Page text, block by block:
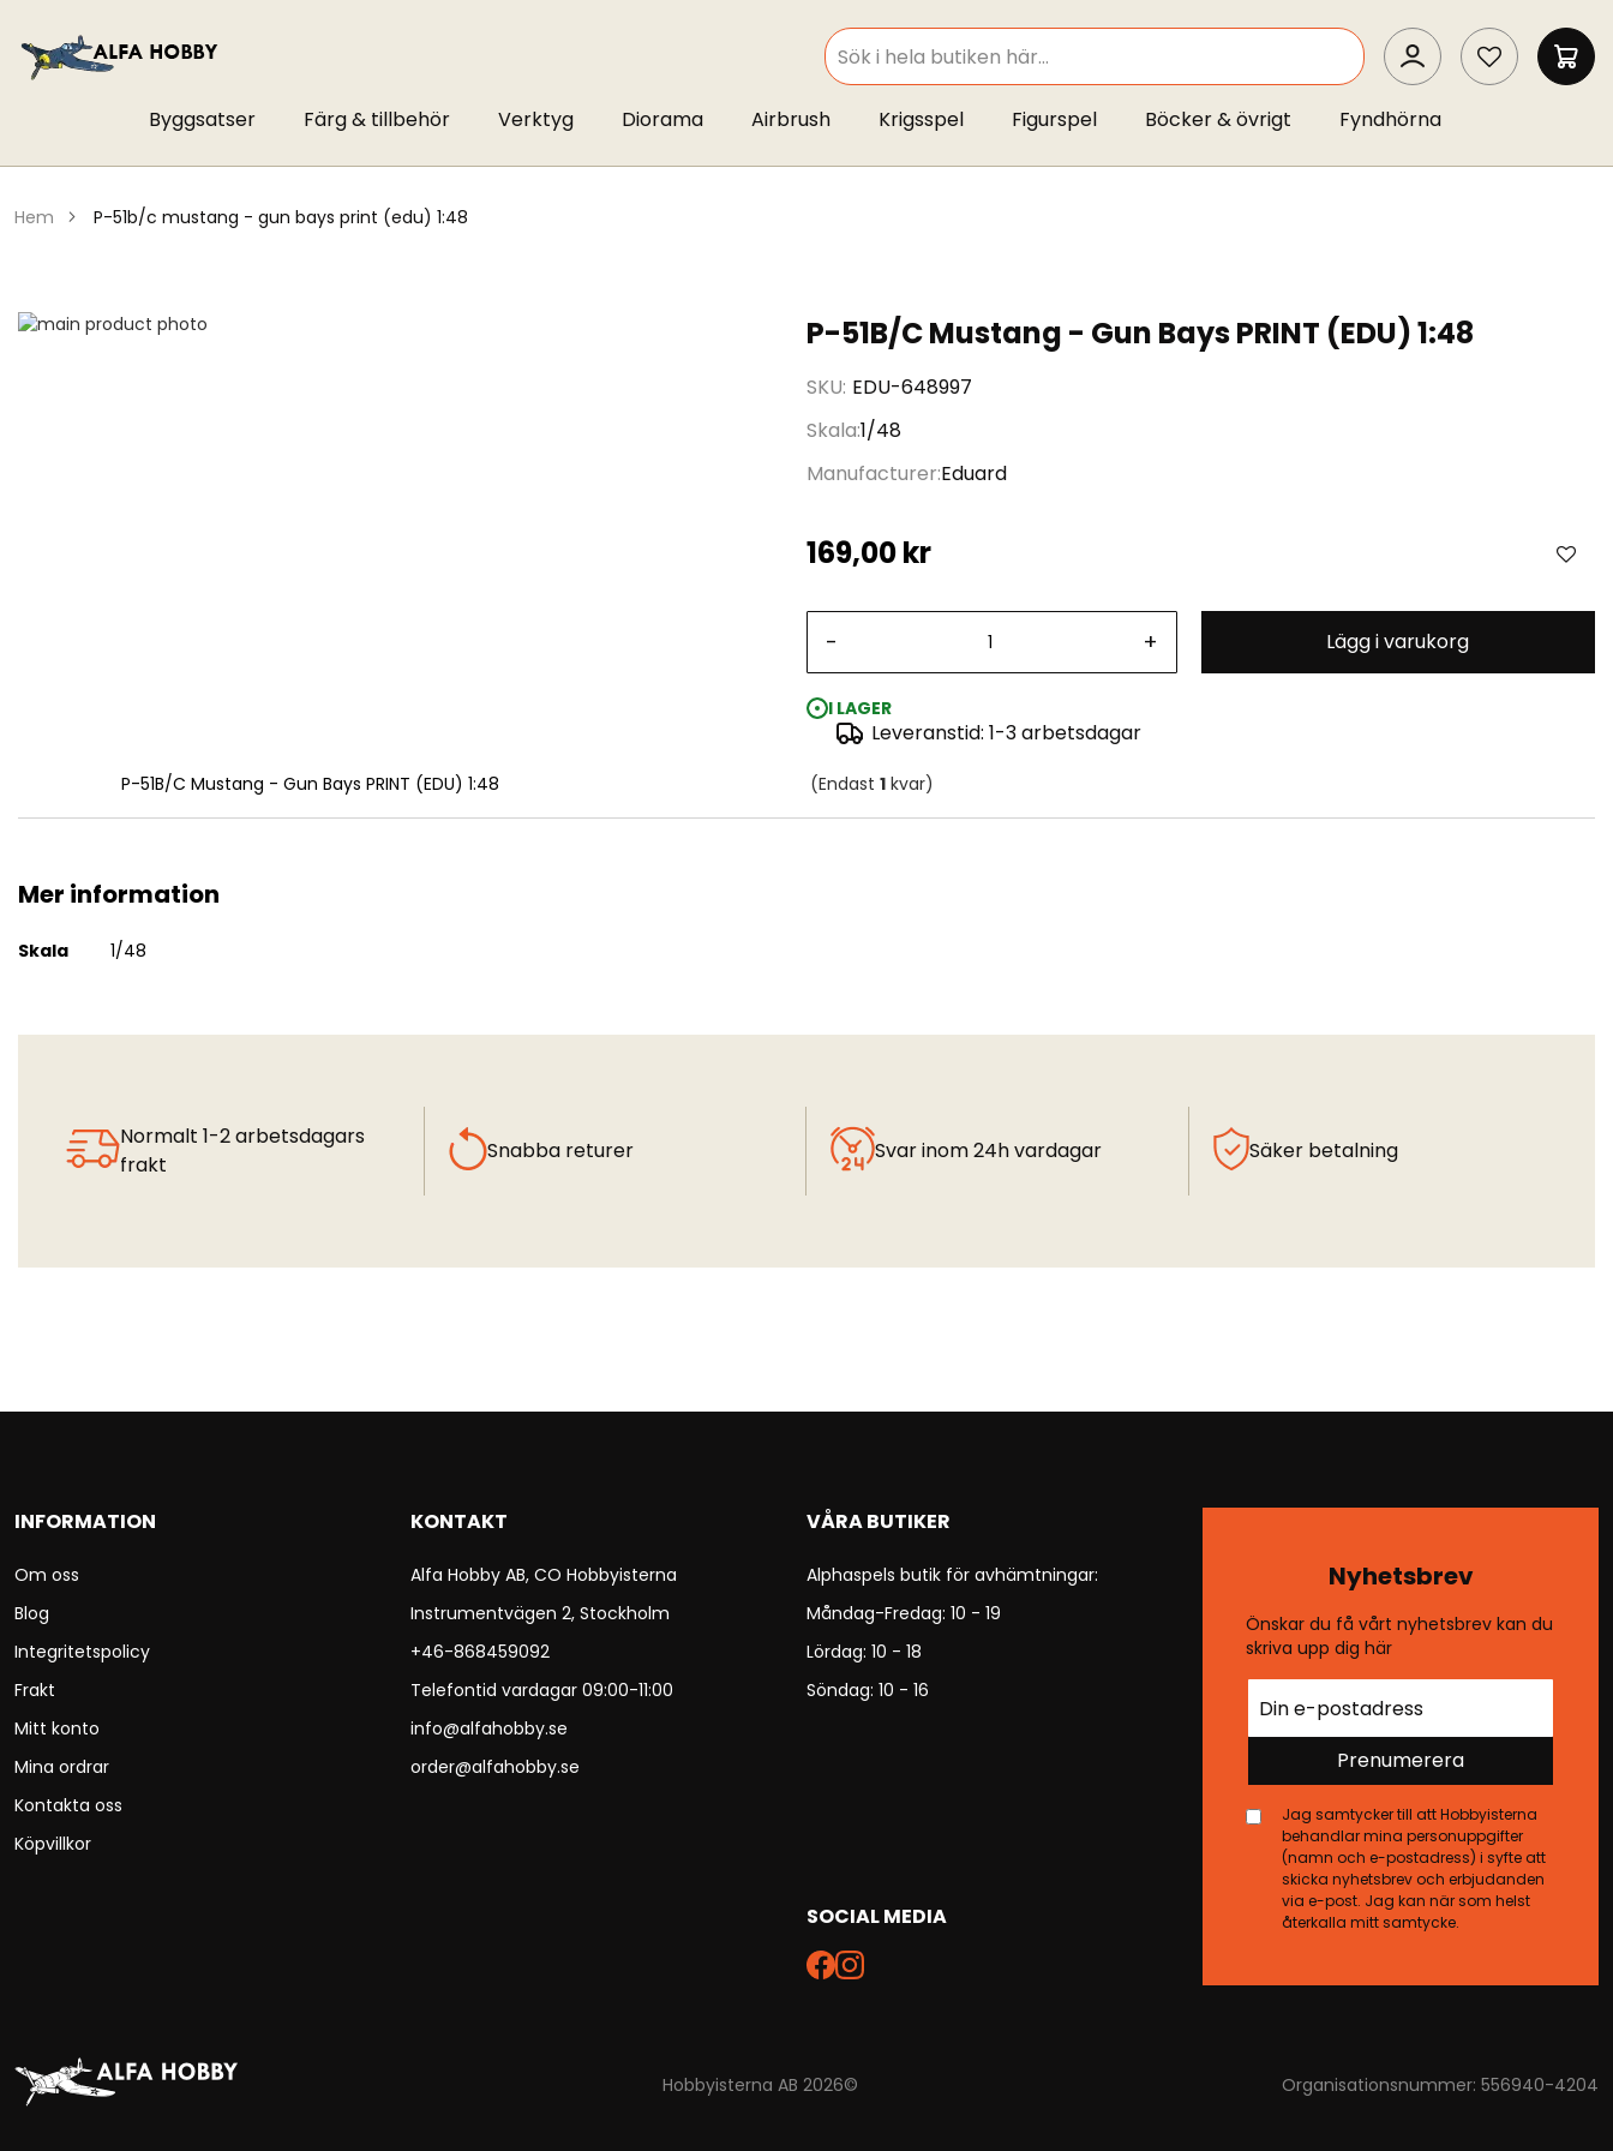
SEARCH
SEARCH
MIN
Byggsatser Färg & tillbehör Verktyg Diorama Airbrush Krigsspel Figurspel Böcker & övrigt Fyndhörna
hem p-51b/c mustang - gun bays print (edu) 1:48
P-51B/C Mustang - Gun Bays PRINT (EDU) 1:48
SKU EDU-648997
Skala1/48
Manufacturer Eduard
169,00 kr
- + Lägg i varukorg
I LAGER
Leveranstid: 1-3 arbetsdagar
(Endast 1 kvar)
Hoppa
P-51B/C Mustang - Gun Bays PRINT (EDU) 1:48
Mer information
Mer
Skala 1/48
Normalt 1-2 arbetsdagars
frakt
Snabba returer Svar inom 24h vardagar Säker betalning
INFORMATION
Om oss
Blog
Integritetspolicy
Frakt
Mitt konto
Mina ordrar
Kontakta oss
Köpvillkor
KONTAKT
Alfa Hobby AB, CO Hobbyisterna
Instrumentvägen 2, Stockholm
+46-868459092
Telefontid vardagar 09:00-11:00
info@alfahobby.se
order@alfahobby.se
VÅRA BUTIKER
Alphaspels butik för avhämtningar:
Måndag-Fredag: 10 - 19
Lördag: 10 - 18
Söndag: 10 - 16
SOCIAL MEDIA
Nyhetsbrev
Önskar du få vårt nyhetsbrev kan du
skriva upp dig här
Prenumerera
Jag samtycker till att Hobbyisterna
behandlar mina personuppgifter
(namn och e-postadress) i syfte att
skicka nyhetsbrev och erbjudanden
via e-post. Jag kan när som helst
återkalla mitt samtycke.
Hobbyisterna AB 2026© Organisationsnummer: 556940-4204